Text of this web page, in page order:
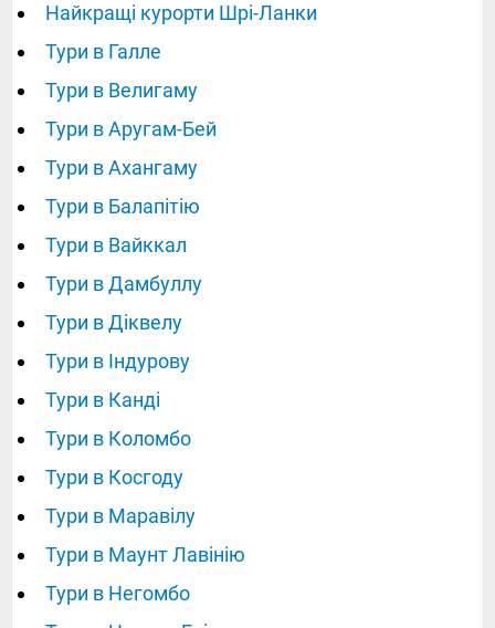
Найкращі курорти Шрі-Ланки
Тури в Галле
Тури в Велигаму
Тури в Аругам-Бей
Тури в Ахангаму
Тури в Балапітію
Тури в Вайккал
Тури в Дамбуллу
Тури в Діквелу
Тури в Індурову
Тури в Канді
Тури в Коломбо
Тури в Косгоду
Тури в Маравілу
Тури в Маунт Лавінію
Тури в Негомбо